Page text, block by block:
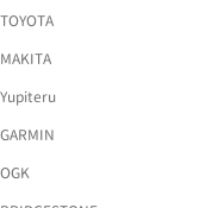
TOYOTA
MAKITA
Yupiteru
GARMIN
OGK